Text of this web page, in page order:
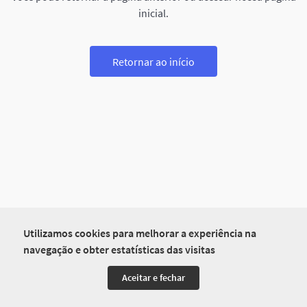
Utilizamos cookies para melhorar a experiência na
navegação e obter estatísticas das visitas
Aceitar e fechar
inicial.
Retornar ao início